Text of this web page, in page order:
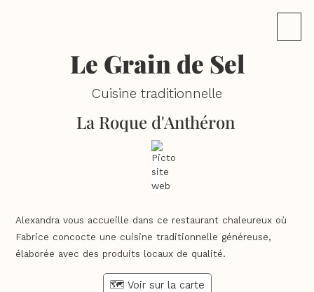
Le Grain de Sel
Cuisine traditionnelle
La Roque d'Anthéron
Alexandra vous accueille dans ce restaurant chaleureux où
Fabrice concocte une cuisine traditionnelle généreuse,
élaborée avec des produits locaux de qualité.
🗺️ Voir sur la carte